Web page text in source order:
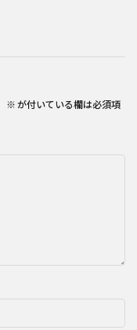
※ が付いている欄は必須項